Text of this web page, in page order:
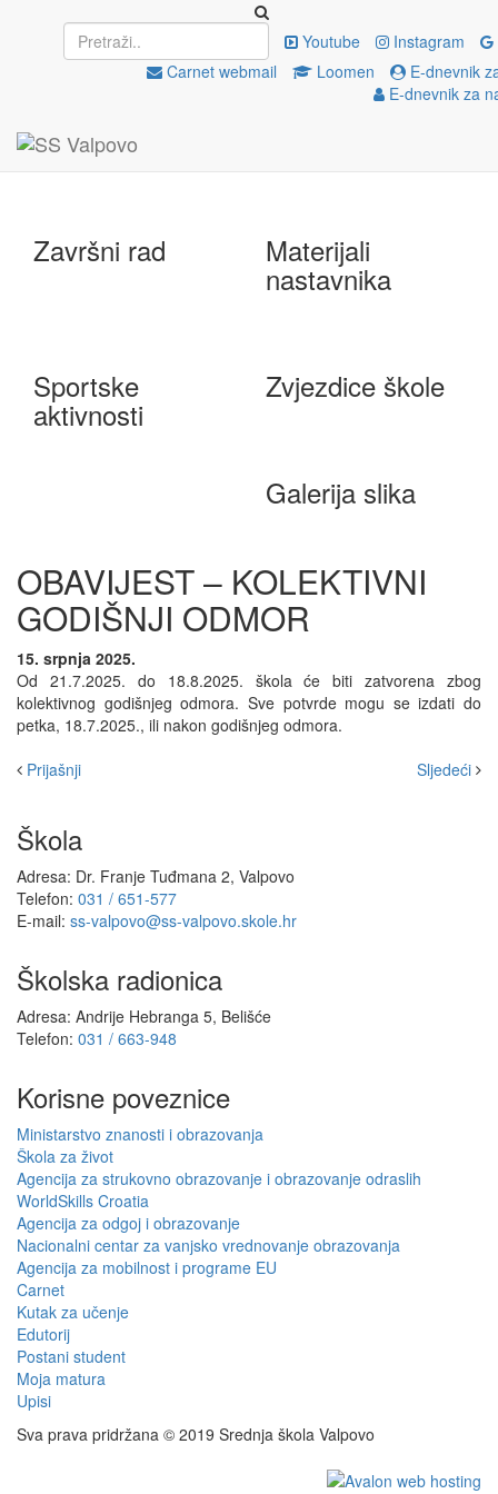
Youtube Instagram
Carnet webmail
Loomen
E-dnevnik
E-dnevnik za
Upisi EU projekti
e-Škole
Završni rad Materijali
nastavnika
Sportske
aktivnosti
Zvjezdice škole
Galerija slika
OBAVIJEST – KOLEKTIVNI
GODIŠNJI ODMOR
15. srpnja 2025.
Od 21.7.2025. do 18.8.2025. škola će biti zatvorena zbog
kolektivnog godišnjeg odmora. Sve potvrde mogu se izdati do
petka, 18.7.2025., ili nakon godišnjeg odmora.
Prijašnji
Sljedeći
Škola
Adresa: Dr. Franje Tuđmana 2, Valpovo
Telefon: 031 / 651-577
E-mail: ss-valpovo@ss-valpovo.skole.hr
Školska radionica
Adresa: Andrije Hebranga 5, Belišće
Telefon: 031 / 663-948
Korisne poveznice
Ministarstvo znanosti i obrazovanja
Škola za život
Agencija za strukovno obrazovanje i obrazovanje odraslih
WorldSkills Croatia
Agencija za odgoj i obrazovanje
Nacionalni centar za vanjsko vrednovanje obrazovanja
Agencija za mobilnost i programe EU
Carnet
Kutak za učenje
Edutorij
Postani student
Moja matura
Upisi
Sva prava pridržana © 2019 Srednja škola Valpovo